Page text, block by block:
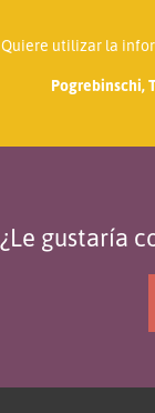
Quiere utilizar la
Pogrebinschi,
¿Le gustaría